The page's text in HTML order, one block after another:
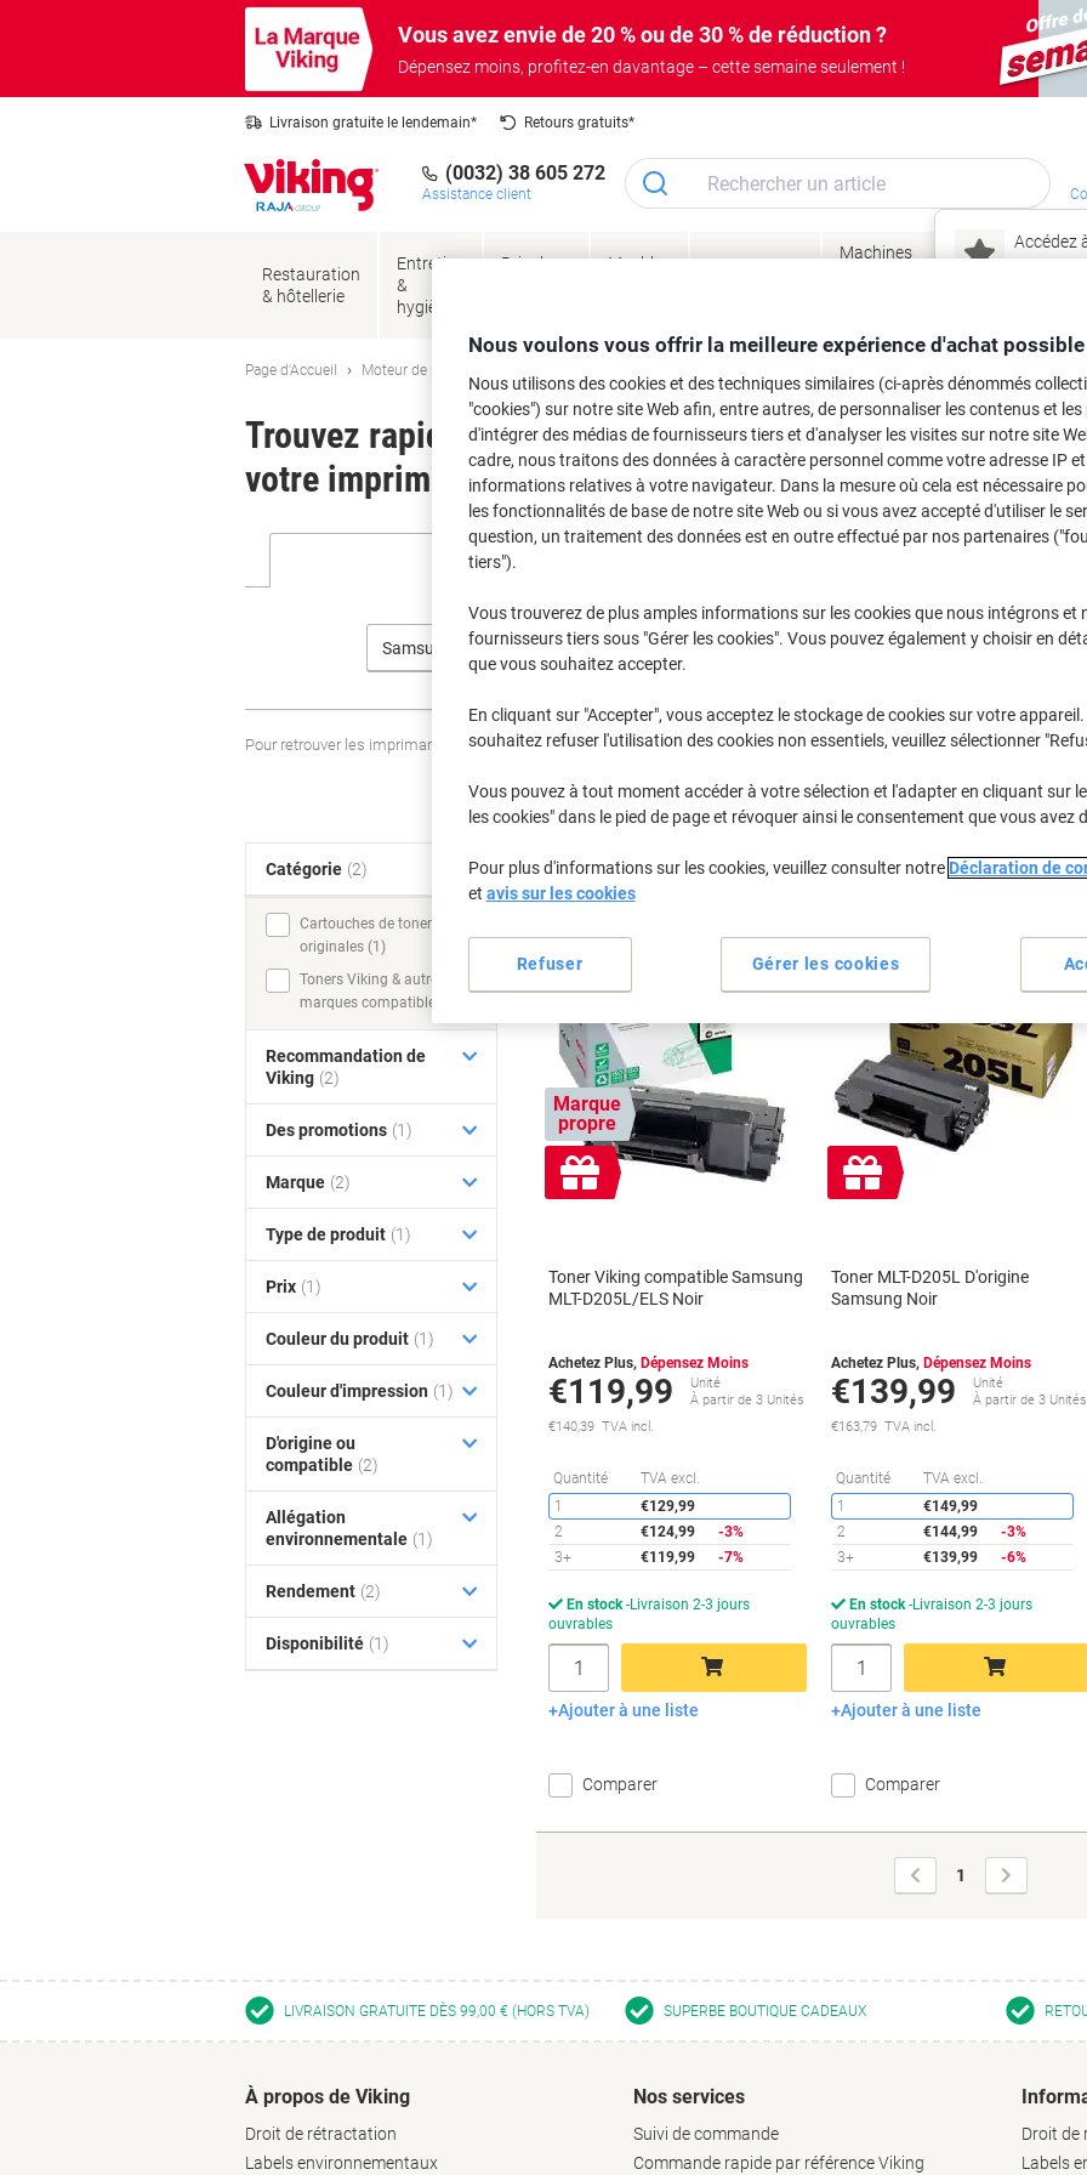
Vous avez envie de 20 % ou de 30 % de réduction ?
Dépensez moins, profitez-en davantage – cette semaine seulement !
Livraison gratuite le lendemain* Retours gratuits*
(0032) 38 605 272
Assistance client
Accédez
Restauration
& hôtellerie
Entretien
&
hygiène
Bricolage
Meubles
Machines
Encres
Page d'Accueil Moteur de recherche d'encre et toner
Trouvez rapidement les cartouches d'encre, toners ou
votre imprimante.
Samsung SCX Samsung
Pour retrouver les imprimantes listées et/ou les cartouches précédemment achetéesSe connecter
Samsung SCX 5737 FR Cartouches
Trier par :
Marque
propre
Cadeau
gratuit
Toner Viking compatible Samsung
MLT-D205L/ELS Noir
Achetez Plus, Dépensez Moins
€119,99
Unité
À partir de 3 Unités
€140,39 TVA incl.
Quantité TVA excl.
Économies
1
€129,99
2
€124,99
-3%
3+
€119,99 -7%
En stock Livraison 2-3 jours
ouvrables
Quantité
Ajouter au panier
Ajouter à une liste
Comparer
Cadeau
gratuit
Toner MLT-D205L D'origine
Samsung Noir
Achetez Plus, Dépensez Moins
€139,99
Unité
À partir de 3 Unités
€163,79 TVA incl.
Quantité TVA excl.
1
€149,99
2
€144,99
-3%
3+
€139,99 -6%
En stock Livraison 2-3 jours
ouvrables
Quantité
Ajouter au panier
Ajouter à une liste
Comparer
Page
précédente
1
suivante
Catégorie (2)
Cartouches de toner
originales (1)
Toners Viking & autres
marques compatibles (1)
Recommandation de
Viking (2)
Des promotions (1)
Marque (2)
Type de produit (1)
Prix (1)
Couleur du produit (1)
Couleur d'impression (1)
D'origine ou
compatible (2)
Allégation
environnementale (1)
Rendement (2)
Disponibilité (1)
LIVRAISON GRATUITE DÈS 99,00 € (HORS TVA) SUPERBE BOUTIQUE CADEAUX
À propos de Viking
Droit de rétractation
Labels environnementaux
Nos services
Suivi de commande
Commande rapide par référence Viking
Droit de
Labels
Nous voulons vous offrir la meilleure expérience d'achat possible
Nous utilisons des cookies et des techniques similaires (ci-après dénommés
"cookies") sur notre site Web afin, entre autres, de personnaliser les contenus et les
d'intégrer des médias de fournisseurs tiers et d'analyser les visites sur notre site
cadre, nous traitons des données à caractère personnel comme votre adresse IP et
informations relatives à votre navigateur. Dans la mesure où cela est nécessaire
les fonctionnalités de base de notre site Web ou si vous avez accepté d'utiliser le
question, un traitement des données est en outre effectué par nos partenaires
tiers").
Vous trouverez de plus amples informations sur les cookies que nous intégrons et
fournisseurs tiers sous "Gérer les cookies". Vous pouvez également y choisir en
que vous souhaitez accepter.
En cliquant sur "Accepter", vous acceptez le stockage de cookies sur votre appareil.
souhaitez refuser l'utilisation des cookies non essentiels, veuillez sélectionner
Vous pouvez à tout moment accéder à votre sélection et l'adapter en cliquant sur le
les cookies" dans le pied de page et révoquer ainsi le consentement que vous avez
Pour plus d'informations sur les cookies, veuillez consulter notre Déclaration de
et avis sur les cookies
Gérer les cookies
Refuser